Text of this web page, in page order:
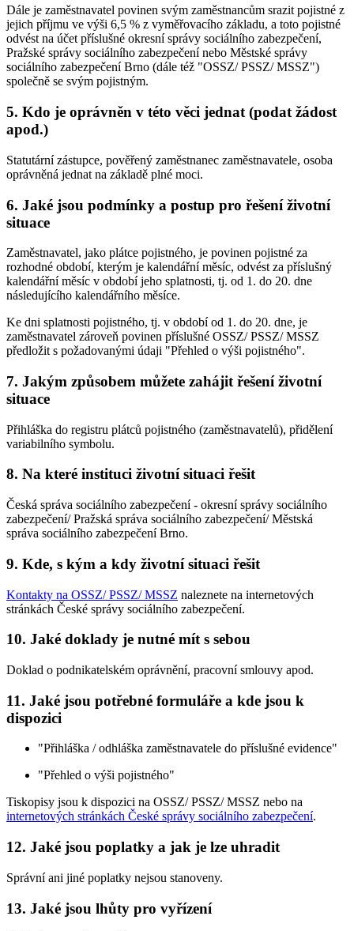
Dále je zaměstnavatel povinen svým zaměstnancům srazit pojistné z
jejich příjmu ve výši 6,5 % z vyměřovacího základu, a toto pojistné
odvést na účet příslušné okresní správy sociálního zabezpečení,
Pražské správy sociálního zabezpečení nebo Městské správy
sociálního zabezpečení Brno (dále též "OSSZ/ PSSZ/ MSSZ")
společně se svým pojistným.
5. Kdo je oprávněn v této věci jednat (podat žádost
apod.)
Statutární zástupce, pověřený zaměstnanec zaměstnavatele, osoba
oprávněná jednat na základě plné moci.
6. Jaké jsou podmínky a postup pro řešení životní
situace
Zaměstnavatel, jako plátce pojistného, je povinen pojistné za
rozhodné období, kterým je kalendářní měsíc, odvést za příslušný
kalendářní měsíc v období jeho splatnosti, tj. od 1. do 20. dne
následujícího kalendářního měsíce.
Ke dni splatnosti pojistného, tj. v období od 1. do 20. dne, je
zaměstnavatel zároveň povinen příslušné OSSZ/ PSSZ/ MSSZ
předložit s požadovanými údaji "Přehled o výši pojistného".
7. Jakým způsobem můžete zahájit řešení životní
situace
Přihláška do registru plátců pojistného (zaměstnavatelů), přidělení
variabilního symbolu.
8. Na které instituci životní situaci řešit
Česká správa sociálního zabezpečení - okresní správy sociálního
zabezpečení/ Pražská správa sociálního zabezpečení/ Městská
správa sociálního zabezpečení Brno.
9. Kde, s kým a kdy životní situaci řešit
Kontakty na OSSZ/ PSSZ/ MSSZ naleznete na internetových
stránkách České správy sociálního zabezpečení.
10. Jaké doklady je nutné mít s sebou
Doklad o podnikatelském oprávnění, pracovní smlouvy apod.
11. Jaké jsou potřebné formuláře a kde jsou k
dispozici
"Přihláška / odhláška zaměstnavatele do příslušné evidence"
"Přehled o výši pojistného"
Tiskopisy jsou k dispozici na OSSZ/ PSSZ/ MSSZ nebo na
internetových stránkách České správy sociálního zabezpečení.
12. Jaké jsou poplatky a jak je lze uhradit
Správní ani jiné poplatky nejsou stanoveny.
13. Jaké jsou lhůty pro vyřízení